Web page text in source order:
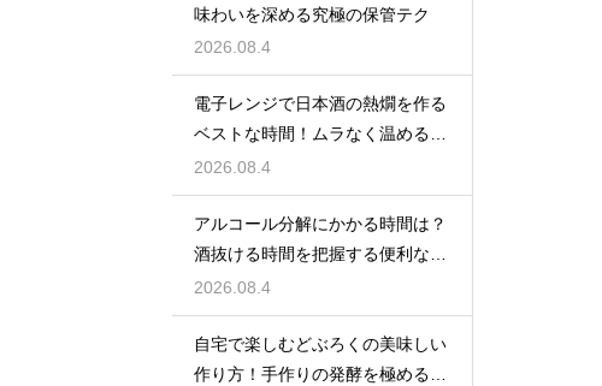
味わいを深める究極の保管テク
2026.08.4
電子レンジで日本酒の熱燗を作る
ベストな時間！ムラなく温めるコ
ツ
2026.08.4
アルコール分解にかかる時間は？
酒抜ける時間を把握する便利な計
算式
2026.08.4
自宅で楽しむどぶろくの美味しい
作り方！手作りの発酵を極めるコ